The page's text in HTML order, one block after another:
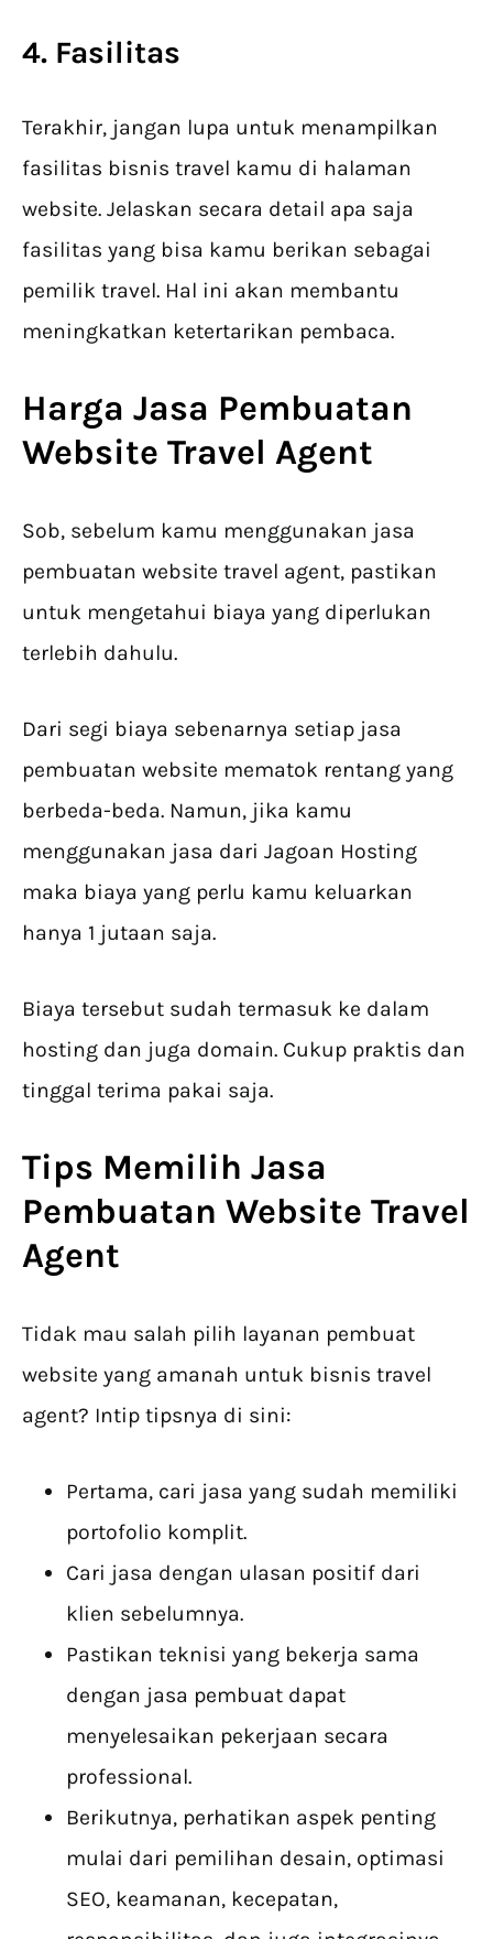
4. Fasilitas
Terakhir, jangan lupa untuk menampilkan
fasilitas bisnis travel kamu di halaman
website. Jelaskan secara detail apa saja
fasilitas yang bisa kamu berikan sebagai
pemilik travel. Hal ini akan membantu
meningkatkan ketertarikan pembaca.
Harga Jasa Pembuatan
Website Travel Agent
Sob, sebelum kamu menggunakan jasa
pembuatan website travel agent, pastikan
untuk mengetahui biaya yang diperlukan
terlebih dahulu.
Dari segi biaya sebenarnya setiap jasa
pembuatan website mematok rentang yang
berbeda-beda. Namun, jika kamu
menggunakan jasa dari Jagoan Hosting
maka biaya yang perlu kamu keluarkan
hanya 1 jutaan saja.
Biaya tersebut sudah termasuk ke dalam
hosting dan juga domain. Cukup praktis dan
tinggal terima pakai saja.
Tips Memilih Jasa
Pembuatan Website Travel
Agent
Tidak mau salah pilih layanan pembuat
website yang amanah untuk bisnis travel
agent? Intip tipsnya di sini:
Pertama, cari jasa yang sudah memiliki
portofolio komplit.
Cari jasa dengan ulasan positif dari
klien sebelumnya.
Pastikan teknisi yang bekerja sama
dengan jasa pembuat dapat
menyelesaikan pekerjaan secara
professional.
Berikutnya, perhatikan aspek penting
mulai dari pemilihan desain, optimasi
SEO, keamanan, kecepatan,